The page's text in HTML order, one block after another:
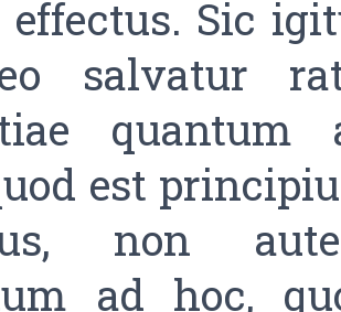
effectus. Sic
salvatur
quantum
est
non
ad hoc,